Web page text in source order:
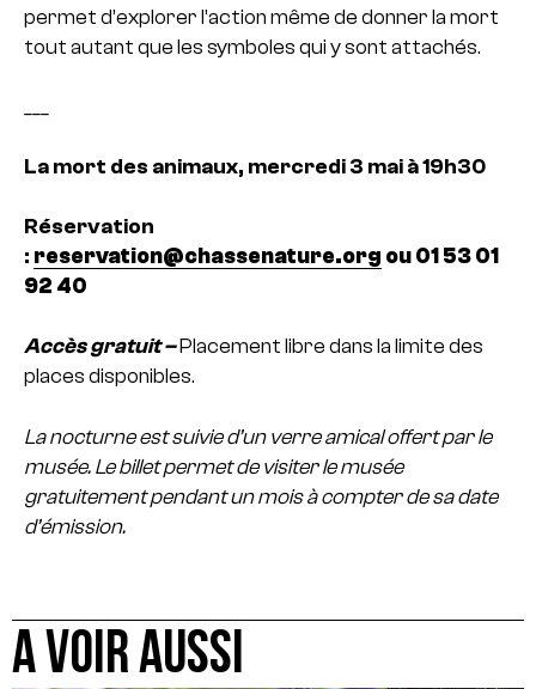
permet d’explorer l’action même de donner la mort
tout autant que les symboles qui y sont attachés.
La mort des animaux, mercredi 3 mai à 19h30
Réservation
: reservation@chassenature.org ou 01 53 01
92 40
Accès gratuit –Placement libre dans la limite des
places disponibles.
La nocturne est suivie d’un verre amical offert par le
musée. Le billet permet de visiter le musée
gratuitement pendant un mois à compter de sa date
d’émission.
A VOIR AUSSI